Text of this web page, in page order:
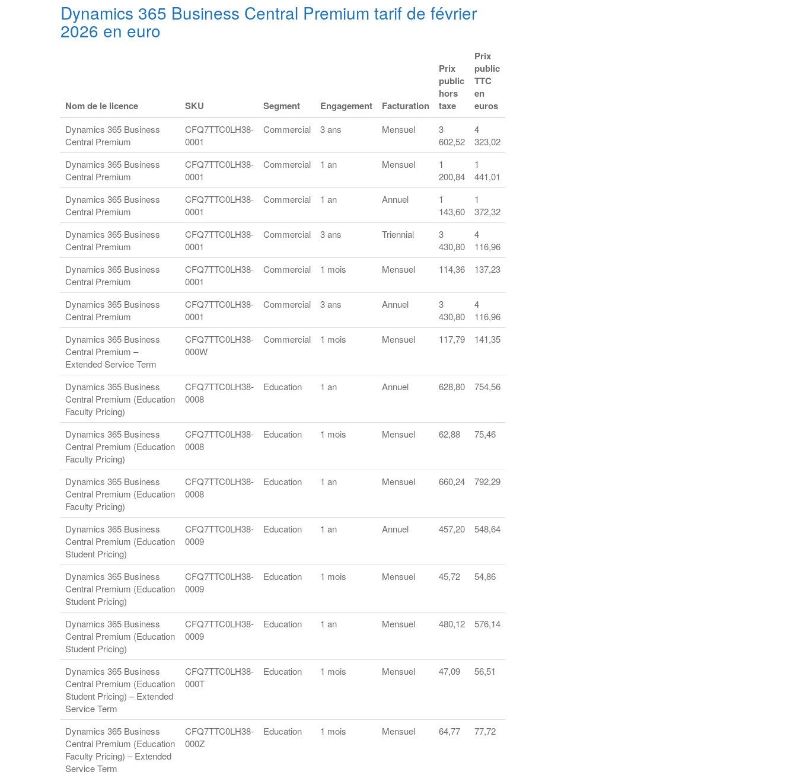
Dynamics 365 Business Central Premium tarif de février
2026 en euro
Nom de le licence SKU Segment Engagement Facturation
Prix
public
hors
taxe
Prix
public
TTC
en
euros
Dynamics 365 Business
Central Premium
CFQ7TTC0LH38-
0001
Commercial 3 ans Mensuel
3
602,52
4
323,02
Dynamics 365 Business
Central Premium
CFQ7TTC0LH38-
0001
Commercial 1 an Mensuel
1
200,84
1
441,01
Dynamics 365 Business
Central Premium
CFQ7TTC0LH38-
0001
Commercial 1 an Annuel
1
143,60
1
372,32
Dynamics 365 Business
Central Premium
CFQ7TTC0LH38-
0001
Commercial 3 ans Triennial
3
430,80
4
116,96
Dynamics 365 Business
Central Premium
CFQ7TTC0LH38-
0001
Commercial 1 mois Mensuel 114,36 137,23
Dynamics 365 Business
Central Premium
CFQ7TTC0LH38-
0001
Commercial 3 ans Annuel
3
430,80
4
116,96
Dynamics 365 Business
Central Premium –
Extended Service Term
CFQ7TTC0LH38-
000W
Commercial 1 mois Mensuel 117,79 141,35
Dynamics 365 Business
Central Premium (Education
Faculty Pricing)
CFQ7TTC0LH38-
0008
Education 1 an Annuel 628,80 754,56
Dynamics 365 Business
Central Premium (Education
Faculty Pricing)
CFQ7TTC0LH38-
0008
Education 1 mois Mensuel 62,88 75,46
Dynamics 365 Business
Central Premium (Education
Faculty Pricing)
CFQ7TTC0LH38-
0008
Education 1 an Mensuel 660,24 792,29
Dynamics 365 Business
Central Premium (Education
Student Pricing)
CFQ7TTC0LH38-
0009
Education 1 an Annuel 457,20 548,64
Dynamics 365 Business
Central Premium (Education
Student Pricing)
CFQ7TTC0LH38-
0009
Education 1 mois Mensuel 45,72 54,86
Dynamics 365 Business
Central Premium (Education
Student Pricing)
CFQ7TTC0LH38-
0009
Education 1 an Mensuel 480,12 576,14
Dynamics 365 Business
Central Premium (Education
Student Pricing) – Extended
Service Term
CFQ7TTC0LH38-
000T
Education 1 mois Mensuel 47,09 56,51
Dynamics 365 Business
Central Premium (Education
Faculty Pricing) – Extended
Service Term
CFQ7TTC0LH38-
000Z
Education 1 mois Mensuel 64,77 77,72